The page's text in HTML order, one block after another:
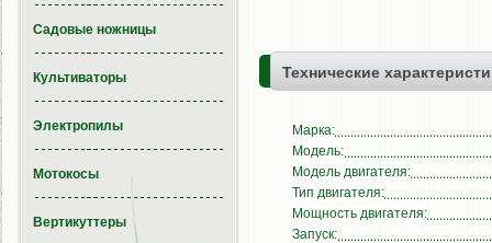
Технические
Марка:
Модель:
Модель двигателя:
Тип двигателя:
Мощность двигателя:
Запуск:
Садовые ножницы
Культиваторы
Электропилы
Мотокосы
Вертикуттеры